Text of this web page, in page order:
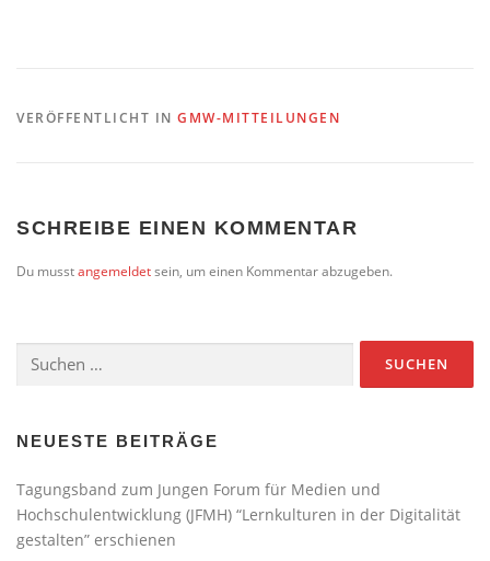
VERÖFFENTLICHT IN GMW-MITTEILUNGEN
SCHREIBE EINEN KOMMENTAR
Du musstangemeldetsein, um einen Kommentar abzugeben.
nach:
NEUESTE BEITRÄGE
Tagungsband zum Jungen Forum für Medien und
Hochschulentwicklung (JFMH) “Lernkulturen in der Digitalität
gestalten” erschienen